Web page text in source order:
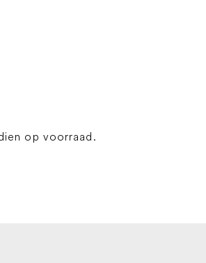
op voorraad.